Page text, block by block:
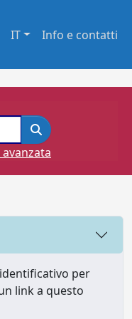
IT Info e contatti
avanzata
per
link a questo